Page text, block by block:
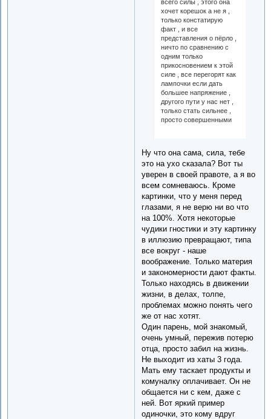
всего силы , этого она
хочет корешок а не я ,
только констатирую
факт , и все
представления о пёрло ,
ничто по сравнению с
одним только
прикосновением к этой
силе , все перегорят как
лампочки если дать
большее напряжение ,
другого пути у нас нет ,
только стать сильнее ,
просто совершенными
Ну что она сама, сила, тебе
это на ухо сказала? Вот ты
уверен в своей правоте, а я во
всем сомневаюсь. Кроме
картинки, что у меня перед
глазами, я не верю ни во что
на 100%. Хотя некоторые
чудики гностики и эту картинку
в иллюзию превращают, типа
все вокруг - наше
воображение. Только материя
и закономерности дают факты.
Только находясь в движении
жизни, в делах, толпе,
проблемах можно понять чего
же от нас хотят.
Один парень, мой знакомый,
очень умный, пережив потерю
отца, просто забил на жизнь.
Не выходит из хаты 3 года.
Мать ему таскает продукты и
комуналку оплачивает. Он не
общается ни с кем, даже с
ней. Вот яркий пример
одиночки, это кому вдруг